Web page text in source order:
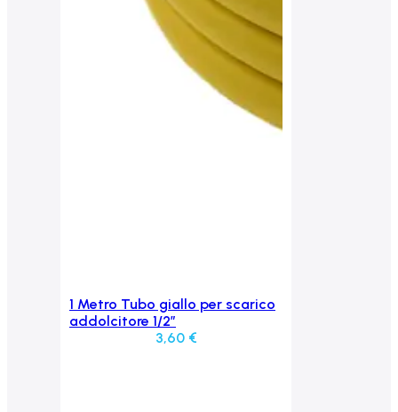
Aggiungi al carrello
1 Metro Tubo giallo per scarico
addolcitore 1/2″
3,60 €